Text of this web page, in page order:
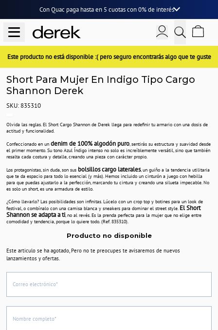
Con Quac paga hasta en 5 cuotascon0% de interés
Este producto no está disponible :( pero seguro encontrarás algo que te guste
Short Para Mujer En Indigo Tipo Cargo
Shannon Derek
SKU: 835310
Olvida las reglas. El Short Cargo Shannon de Derek llega para redefinir tu armario con una dosis de
actitud y funcionalidad.
Confeccionado en un denim de 100% algodón puro, sentirás su estructura y suavidad desde
el primer momento. Su tono Azul Índigo intenso no solo es increíblemente versátil, sino que también
resalta cada costura y detalle, creando una pieza con carácter propio.
Los protagonistas, sin duda, son sus bolsillos cargo laterales, un guiño a la tendencia utilitaria
que te da espacio para todo lo esencial (y más). Hemos incluido un cinturón a juego con hebilla
para que puedas ajustarlo a la perfección, marcando tu cintura y creando una silueta impecable. No
es solo un short, es una armadura de estilo.
¿Cómo llevarlo? Las posibilidades son infinitas. Lúcelo con un crop top y botines para un look de
festival, o combínalo con una camisa blanca y sneakers para dominar el street style. El Short
Shannon se adapta a ti, no al revés. Es la prenda perfecta para la mujer que no elige entre
comodidad y tendencia, porque lo quiere todo. (Ref. 835310).
Producto no disponible
Este articulo se ha agotado, Pero no te preocupes te avisaremos de nuevos
lanzamientos y ofertas.
Correo electrónico*
Nombre completo*